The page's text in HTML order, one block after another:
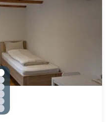
Zu Slide 1 wechseln
Zu Slide 2 wechseln
Zu Slide 3 wechseln
Zu Slide 4 wechseln
Zu Slide 5 wechseln
Zu Slide 6 wechseln